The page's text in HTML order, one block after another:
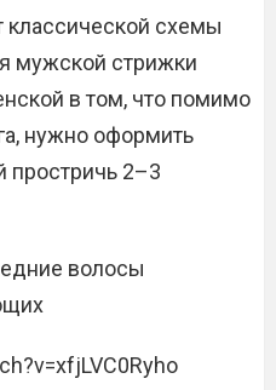
классической схемы
мужской стрижки
в том, что помимо
нужно оформить
простричь 2–3
волосы